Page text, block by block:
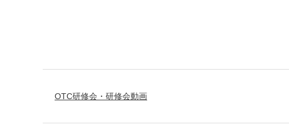
OTC研修会・研修会動画